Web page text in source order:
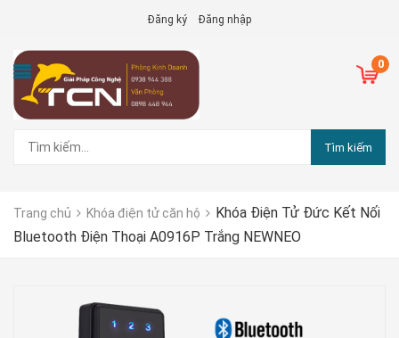
Đăng ký Đăng nhập
0
Tìm kiếm
Trang chủ Khóa điện tử căn hộ
Khóa Điện Tử Đức Kết Nối
Bluetooth Điện Thoại A0916P Trắng NEWNEO